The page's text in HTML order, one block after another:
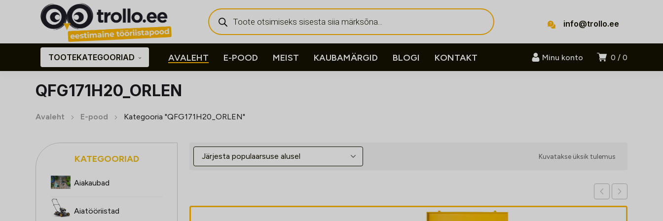
Products
search
info@trollo.ee
0 0
Minu konto
TOOTEKATEGOORIAD AVALEHT E-POOD MEIST KAUBAMÄRGID BLOGI KONTAKT
QFG171H20_ORLEN
Avaleht E-pood Kategooria "QFG171H20_ORLEN"
KATEGOORIAD
Aiakaubad
Aiatööriistad
Kuvatakse üksik tulemus